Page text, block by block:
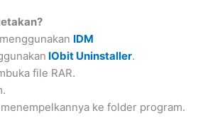
IDM
IObit Uninstaller.
file RAR.
ke folder program.